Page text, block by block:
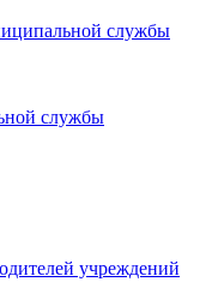
службы
службы
учреждений